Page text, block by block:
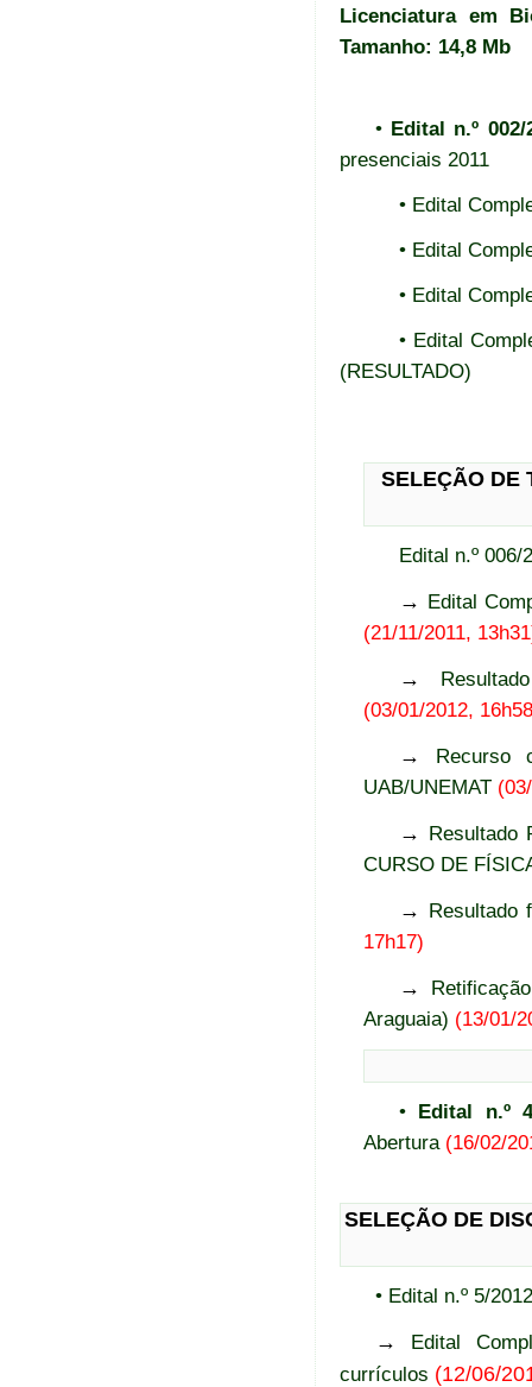
Licenciatura em
Tamanho: 14,8 Mb
• Edital n.º 002/
presenciais 2011
• Edital
• Edital
• Edital
• Edital
(RESULTADO)
SELEÇÃO DE
Edital n.º
→ Edital
(21/11/2011,
→
(03/01/2012,
→
Recurso
UAB/UNEMAT
→ Resultado
CURSO DE
→ Resultado
17h17)
→
Araguaia) (13/01/
• Edital n.º
Abertura (16/02/
SELEÇÃO DE
• Edital n.º 5/
→ Edital
currículos (12/06/